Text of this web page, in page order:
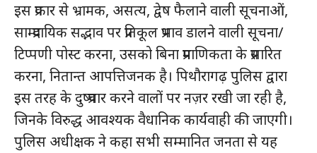
इस प्रकार से भ्रामक, असत्य, द्वेष फैलाने वाली सूचनाओं,
साम्प्रदायिक सद्भाव पर प्रतिकूल प्रभाव डालने वाली सूचना/
टिप्पणी पोस्ट करना, उसको बिना प्रमाणिकता के प्रसारित
करना, नितान्त आपत्तिजनक है। पिथौरागढ़ पुलिस द्वारा
इस तरह के दुष्प्रचार करने वालों पर नज़र रखी जा रही है,
जिनके विरुद्ध आवश्यक वैधानिक कार्यवाही की जाएगी।
पुलिस अधीक्षक ने कहा सभी सम्मानित जनता से यह